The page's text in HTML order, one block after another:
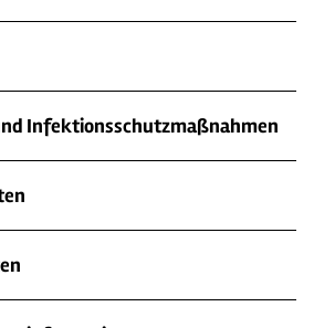
Infektionsschutzmaßnahmen